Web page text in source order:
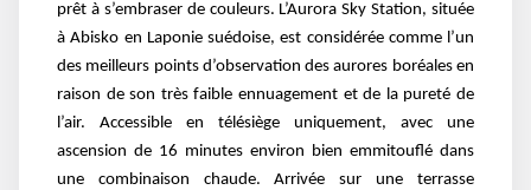
prêt à s’embraser de couleurs. L’Aurora Sky Station, située
à Abisko en Laponie suédoise, est considérée comme l’un
des meilleurs points d’observation des aurores boréales en
raison de son très faible ennuagement et de la pureté de
l’air. Accessible en télésiège uniquement, avec une
ascension de 16 minutes environ bien emmitouflé dans
une combinaison chaude. Arrivée sur une terrasse